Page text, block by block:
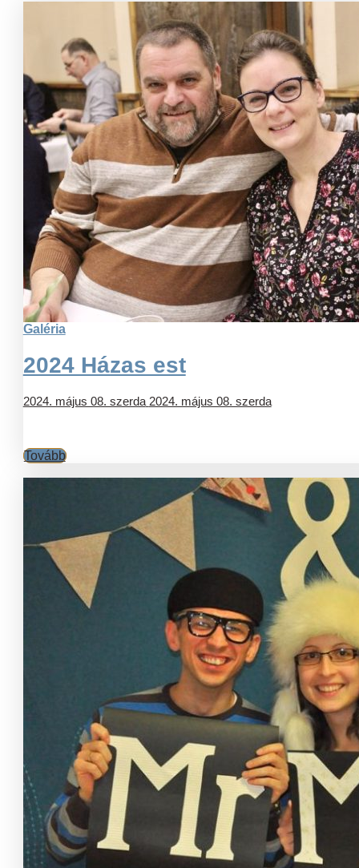
Galéria
2024 Házas est
2024. május 08. szerda 2024. május 08. szerda
Tovább